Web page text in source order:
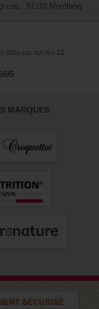
91310 Montlhéry
obtenus sur les 12
5
MARQUES